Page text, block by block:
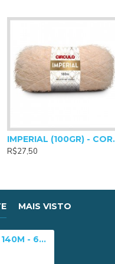
R$27,50
MAIS VISTO
NOVELO INSANO 140M - 6547